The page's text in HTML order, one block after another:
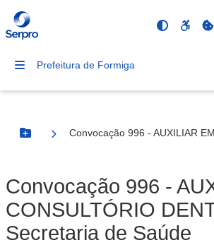
Prefeitura de Formiga
Botão Menu
Convocação 996 - AUXILIAR
Convocação 996 -
CONSULTÓRIO
Secretaria de Saúde